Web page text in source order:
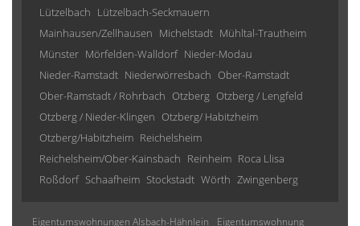
Lützelbach Lützelbach-Seckmauern
Mainhausen/Zellhausen Michelstadt Mühltal-Trautheim
Münster Mörfelden-Walldorf Nieder-Modau
Nieder-Ramstadt Niederwörresbach Ober-Ramstadt
Ober-Ramstadt / Rohrbach Otzberg Otzberg / Lengfeld
Otzberg / Nieder-Klingen Otzberg/ Habitzheim
Otzberg/Habitzheim Reichelsheim
Reichelsheim/Ober-Kainsbach Reinheim Roca Llisa
Roßdorf Schaafheim Stockstadt Wörth Zwingenberg
Eigentumswohnungen Alsbach-Hähnlein Eigentumswohnung